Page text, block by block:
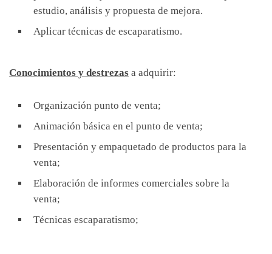
estudio, análisis y propuesta de mejora.
Aplicar técnicas de escaparatismo.
Conocimientos y destrezas a adquirir:
Organización punto de venta;
Animación básica en el punto de venta;
Presentación y empaquetado de productos para la
venta;
Elaboración de informes comerciales sobre la
venta;
Técnicas escaparatismo;